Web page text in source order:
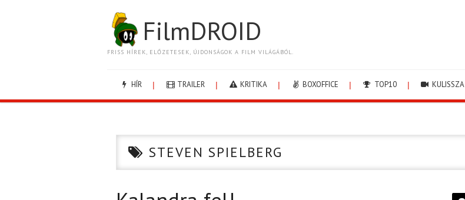
FilmDROID
FRISS HÍREK, ELŐZETESEK, ÚJDONSÁGOK A FILM VILÁGÁBÓL.
HÍR TRAILER KRITIKA BOXOFFICE TOP10 KULISSZA
STEVEN SPIELBERG